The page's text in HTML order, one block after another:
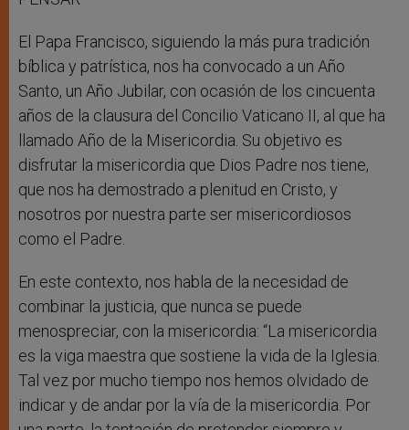
El Papa Francisco, siguiendo la más pura tradición
bíblica y patrística, nos ha convocado a un Año
Santo, un Año Jubilar, con ocasión de los cincuenta
años de la clausura del Concilio Vaticano II, al que ha
llamado Año de la Misericordia. Su objetivo es
disfrutar la misericordia que Dios Padre nos tiene,
que nos ha demostrado a plenitud en Cristo, y
nosotros por nuestra parte ser misericordiosos
como el Padre.
En este contexto, nos habla de la necesidad de
combinar la justicia, que nunca se puede
menospreciar, con la misericordia: “La misericordia
es la viga maestra que sostiene la vida de la Iglesia.
Tal vez por mucho tiempo nos hemos olvidado de
indicar y de andar por la vía de la misericordia. Por